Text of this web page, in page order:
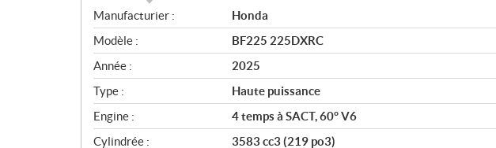
S
p
é
c
i
f
i
c
Manufacturier :
Honda
Modèle :
BF225 225DXRC
Année :
2025
Type :
Haute puissance
Engine :
4 temps à SACT, 60° V6
Cylindrée :
3583 cc3 (219 po3)